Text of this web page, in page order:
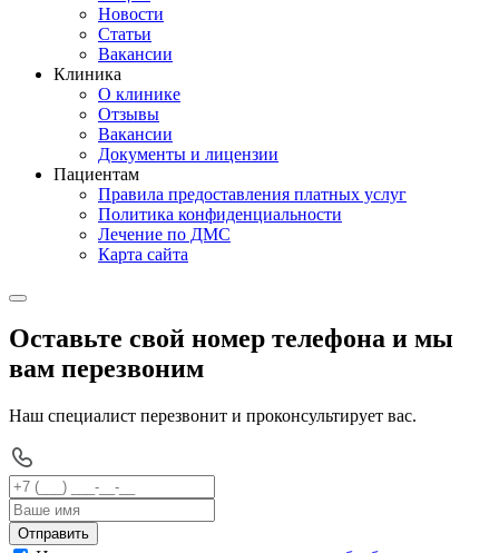
Новости
Статьи
Вакансии
Клиника
О клинике
Отзывы
Вакансии
Документы и лицензии
Пациентам
Правила предоставления платных услуг
Политика конфиденциальности
Лечение по ДМС
Карта сайта
Оставьте свой номер телефона и мы
вам перезвоним
Наш специалист перезвонит и проконсультирует вас.
Отправить